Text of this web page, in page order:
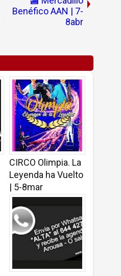
Benéfico AAN | 7-
8abr
CIRCO Olimpia. La
Leyenda ha Vuelto
| 5-8mar